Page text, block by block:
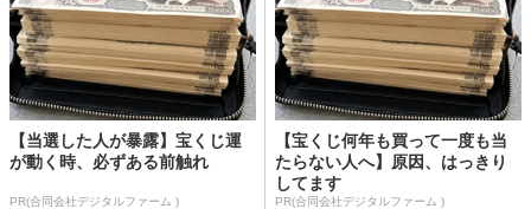
【当選した人が暴露】宝くじ運
が動く時、必ずある前触れ
PR(合同会社デジタルファーム )
【宝くじ何年も買って一度も当
たらない人へ】原因、はっきり
してます
PR(合同会社デジタルファーム )